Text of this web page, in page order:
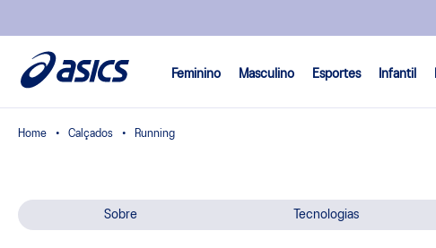
Feminino Masculino Esportes Infantil
Calçados Running
Sobre Tecnologias